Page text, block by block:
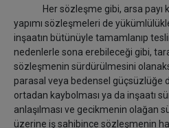
Her sözleşme gibi, arsa payı
yapımı sözleşmeleri de
inşaatın bütünüyle tamamlanıp
nedenlerle sona erebileceği gibi,
sözleşmenin sürdürülmesini
parasal veya bedensel güçsüzlüğe
ortadan kaybolması ya da inşaatı
anlaşılması ve gecikmenin olağan
üzerine iş sahibince sözleşmenin